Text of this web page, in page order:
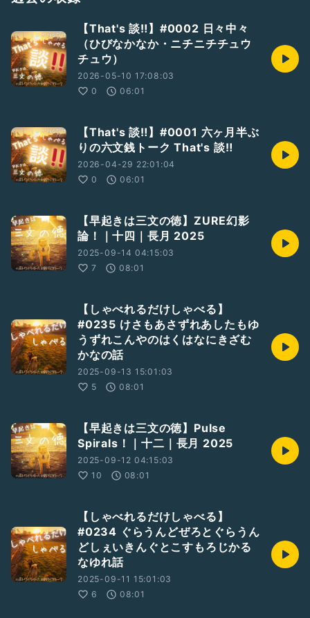
#新人さんいらっしゃい
#臨終まで生きる以外にやることがない
￣￣
《しゃべれるだけしゃべる》三原則
話をつくらず
なごりを残さず
墓場に持ち込まず
Don&#039;t make up stories, don& #039;t
leave a trace,
don&#039;t take it to your grave
RadiotalkのほかSpotify, ApplePodcasts, AmazonMusic,
YouTubeなどで聴くことができます。
【That's 談‼️】#0002 日々中々
（ひびなかなか・ニチニチチュウ
チュウ）
2026-05-10 17:08:03
0
06:01
【That's 談‼️】#0001 六ヶ月半ぶ
りの六文銭トーク That's 談‼️
2026-04-29 22:01:04
0
06:01
【早起きは三文の徳】ZURE幻影
論！｜十四｜長月 2025
2025-09-14 04:15:03
7
08:01
【しゃべれるだけしゃべる】
#0235 けさもあさずれあしたもゆ
うずれこんやのはくはなにきざむ
かなの話
2025-09-13 15:01:03
5
08:01
【早起きは三文の徳】Pulse
Spirals！｜十二｜長月 2025
2025-09-12 04:15:03
10
08:01
【しゃべれるだけしゃべる】
#0234 ぐらうんどぜろとぐらうん
どしぇいきんぐとこすもろじかる
なゆれ話
2025-09-11 15:01:03
6
08:01